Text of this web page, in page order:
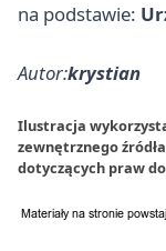
na podstawie:
Autor:krystian
Ilustracja
zewnętrznego
dotyczących praw